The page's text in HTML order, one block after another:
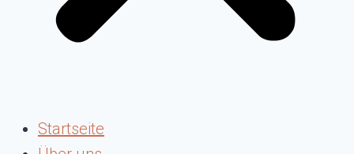
Startseite